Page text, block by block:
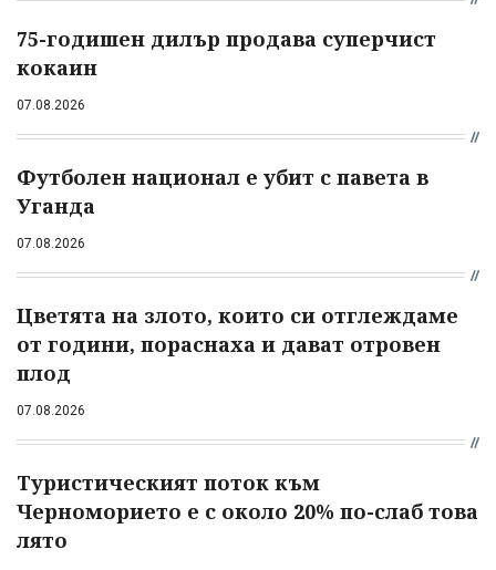
75-годишен дилър продава суперчист
кокаин
07.08.2026
Футболен национал е убит с павета в
Уганда
07.08.2026
Цветята на злото, които си отглеждаме
от години, пораснаха и дават отровен
плод
07.08.2026
Туристическият поток към
Черноморието е с около 20% по-слаб това
лято